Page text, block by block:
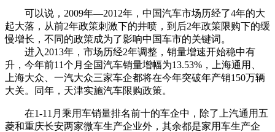
可以说，2009年—2012年，中国汽车市场历经了4年的大
起大落，从前2年政策刺激下的井喷，到后2年政策限购下的缓
慢增长，不同的政策成为了影响中国车市的关键词。
进入2013年，市场历经2年调整，销量增速开始稳中有
升，今年前11个月全国汽车销量增幅为13.53%，上海通用、
上海大众、一汽大众三家车企都将在今年突破年产销150万辆
大关。同年，天津实施汽车限购政策。
在1-11月乘用车销量排名前十的车企中，除了上汽通用五
菱和重庆长安两家微车生产企业外，其余都是家用车生产企